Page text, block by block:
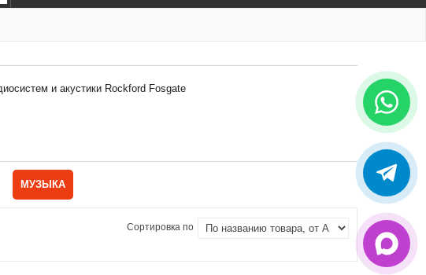
и акустики Rockford Fosgate
МУЗЫКА
Сортировка по